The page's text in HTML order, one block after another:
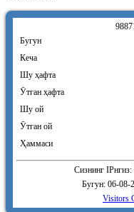
9887
Бугун
Кеча
Шу ҳафта
Ӯтган ҳафта
Шу ой
Ӯтган ой
Ҳаммаси
Сизнинг
Бугун: 06-08-
Visitors